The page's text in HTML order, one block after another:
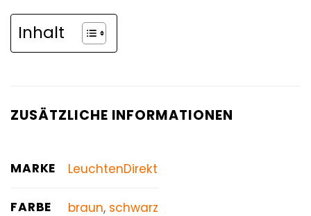
Inhalt
ZUSÄTZLICHE INFORMATIONEN
MARKE LeuchtenDirekt
FARBE braun, schwarz